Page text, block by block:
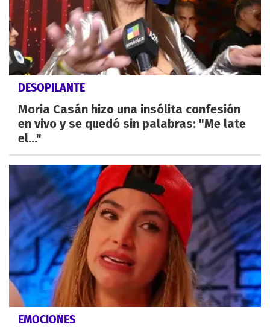
DESOPILANTE
Moria Casán hizo una insólita confesión
en vivo y se quedó sin palabras: "Me late
el..."
EMOCIONES